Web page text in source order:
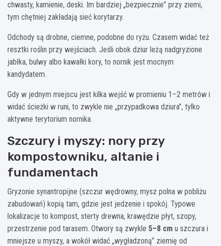
chwasty, kamienie, deski. Im bardziej „bezpiecznie” przy ziemi,
tym chętniej zakładają sieć korytarzy.
Odchody są drobne, ciemne, podobne do ryżu. Czasem widać też
resztki roślin przy wejściach. Jeśli obok dziur leżą nadgryzione
jabłka, bulwy albo kawałki kory, to nornik jest mocnym
kandydatem.
Gdy w jednym miejscu jest kilka wejść w promieniu 1–2 metrów i
widać ścieżki w runi, to zwykle nie „przypadkowa dziura”, tylko
aktywne terytorium nornika.
Szczury i myszy: nory przy
kompostowniku, altanie i
fundamentach
Gryzonie synantropijne (szczur wędrowny, mysz polna w pobliżu
zabudowań) kopią tam, gdzie jest jedzenie i spokój. Typowe
lokalizacje to kompost, sterty drewna, krawędzie płyt, szopy,
przestrzenie pod tarasem. Otwory są zwykle 5–8 cm u szczura i
mniejsze u myszy, a wokół widać „wygładzoną” ziemię od